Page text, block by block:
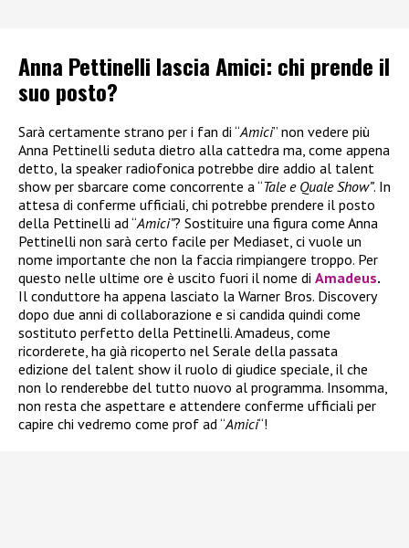
Anna Pettinelli lascia Amici: chi prende il
suo posto?
Sarà certamente strano per i fan di “Amici” non vedere più
Anna Pettinelli seduta dietro alla cattedra ma, come appena
detto, la speaker radiofonica potrebbe dire addio al talent
show per sbarcare come concorrente a “Tale e Quale Show”. In
attesa di conferme ufficiali, chi potrebbe prendere il posto
della Pettinelli ad “Amici”? Sostituire una figura come Anna
Pettinelli non sarà certo facile per Mediaset, ci vuole un
nome importante che non la faccia rimpiangere troppo. Per
questo nelle ultime ore è uscito fuori il nome di Amadeus.
Il conduttore ha appena lasciato la Warner Bros. Discovery
dopo due anni di collaborazione e si candida quindi come
sostituto perfetto della Pettinelli. Amadeus, come
ricorderete, ha già ricoperto nel Serale della passata
edizione del talent show il ruolo di giudice speciale, il che
non lo renderebbe del tutto nuovo al programma. Insomma,
non resta che aspettare e attendere conferme ufficiali per
capire chi vedremo come prof ad “Amici“!